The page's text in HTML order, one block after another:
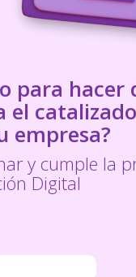
para hacer
el
empresa?
y cumple la
Digital